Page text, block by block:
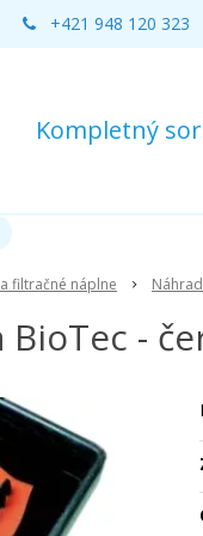
Kompletný
+421 948 120 323
filtračné náplne
-